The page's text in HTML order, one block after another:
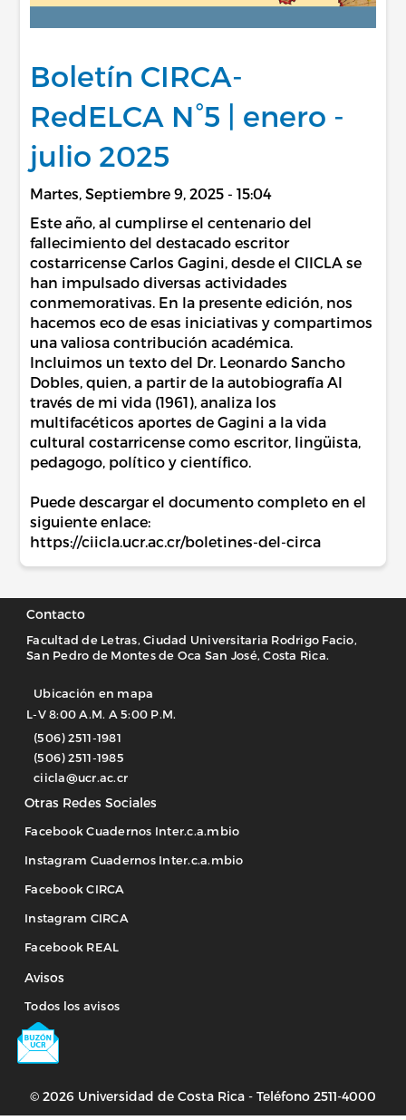
Boletín CIRCA-
RedELCA N°5 | enero -
julio 2025
Martes, Septiembre 9, 2025 - 15:04
Este año, al cumplirse el centenario del
fallecimiento del destacado escritor
costarricense Carlos Gagini, desde el CIICLA se
han impulsado diversas actividades
conmemorativas. En la presente edición, nos
hacemos eco de esas iniciativas y compartimos
una valiosa contribución académica.
Incluimos un texto del Dr. Leonardo Sancho
Dobles, quien, a partir de la autobiografía Al
través de mi vida (1961), analiza los
multifacéticos aportes de Gagini a la vida
cultural costarricense como escritor, lingüista,
pedagogo, político y científico.
Puede descargar el documento completo en el
siguiente enlace:
https://ciicla.ucr.ac.cr/boletines-del-circa
Contacto
Facultad de Letras, Ciudad Universitaria Rodrigo Facio,
San Pedro de Montes de Oca San José, Costa Rica.
Ubicación en mapa
L-V 8:00 A.M. A 5:00 P.M.
(506) 2511-1981
(506) 2511-1985
ciicla@ucr.ac.cr
Otras Redes Sociales
Facebook Cuadernos Inter.c.a.mbio
Instagram Cuadernos Inter.c.a.mbio
Facebook CIRCA
Instagram CIRCA
Facebook REAL
Avisos
Todos los avisos
Image
© 2026 Universidad de Costa Rica - Teléfono 2511-4000